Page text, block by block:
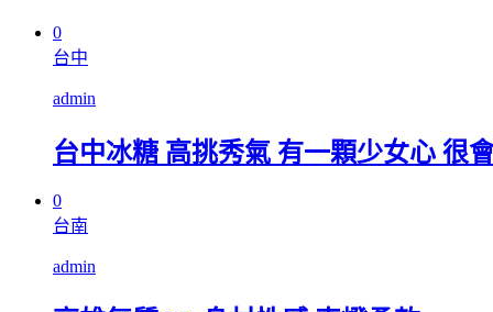
0
台中
admin
台中冰糖 高挑秀氣 有一顆少女心 很
0
台南
admin